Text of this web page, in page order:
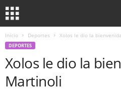
Inicio Deportes Xolos le dio la
DEPORTES
Xolos le dio la
Martinoli